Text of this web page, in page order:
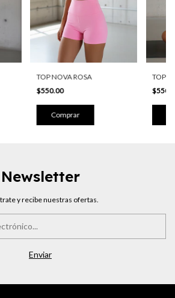
TOP NOVA ROSA
$550.00
Comprar
TOP
Newsletter
y recibe nuestras ofertas.